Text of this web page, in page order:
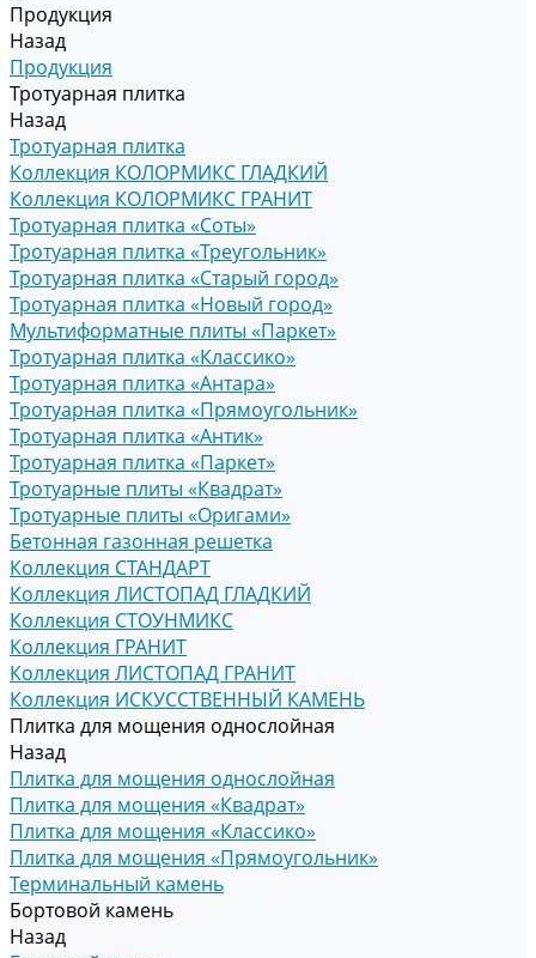
Продукция
Назад
Продукция
Тротуарная плитка
Назад
Тротуарная плитка
Коллекция КОЛОРМИКС ГЛАДКИЙ
Коллекция КОЛОРМИКС ГРАНИТ
Тротуарная плитка «Соты»
Тротуарная плитка «Треугольник»
Тротуарная плитка «Старый город»
Тротуарная плитка «Новый город»
Мультиформатные плиты «Паркет»
Тротуарная плитка «Классико»
Тротуарная плитка «Антара»
Тротуарная плитка «Прямоугольник»
Тротуарная плитка «Антик»
Тротуарная плитка «Паркет»
Тротуарные плиты «Квадрат»
Тротуарные плиты «Оригами»
Бетонная газонная решетка
Коллекция СТАНДАРТ
Коллекция ЛИСТОПАД ГЛАДКИЙ
Коллекция СТОУНМИКС
Коллекция ГРАНИТ
Коллекция ЛИСТОПАД ГРАНИТ
Коллекция ИСКУССТВЕННЫЙ КАМЕНЬ
Плитка для мощения однослойная
Назад
Плитка для мощения однослойная
Плитка для мощения «Квадрат»
Плитка для мощения «Классико»
Плитка для мощения «Прямоугольник»
Терминальный камень
Бортовой камень
Назад